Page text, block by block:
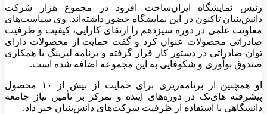
رئیس نمایشگاه ایران‌ساخت افزود در مجموع هزار شرکت
دانش‌بنیان تاکنون در این نمایشگاه حضور داشته‌اند. وی سیاست‌های
معاونت علمی در دوره سیزدهم را ارتقای کارایی، کیفیت و ظرفیت
صادراتی محصولات عنوان کرد و گفت حمایت از محصولات دارای
توان صادراتی در دستور کار قرار گرفته و برنامه لیزینگ با همکاری
صندوق نوآوری و شکوفایی به این مجموعه اضافه شده است.
او همچنین از برنامه‌ریزی برای حمایت از بیش از ۱۰ محصول
پیشرفته های‌تک در دوره‌های آینده و تمرکز بر تأمین نیاز جامعه
دانشگاهی با استفاده از ظرفیت شرکت‌های دانش‌بنیان خبر داد.